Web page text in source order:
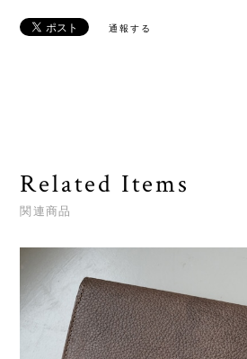
通報する
Related Items
関連商品